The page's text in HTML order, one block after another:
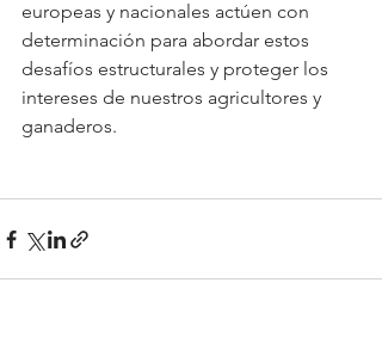
europeas y nacionales actúen con
determinación para abordar estos
desafíos estructurales y proteger los
intereses de nuestros agricultores y
ganaderos.